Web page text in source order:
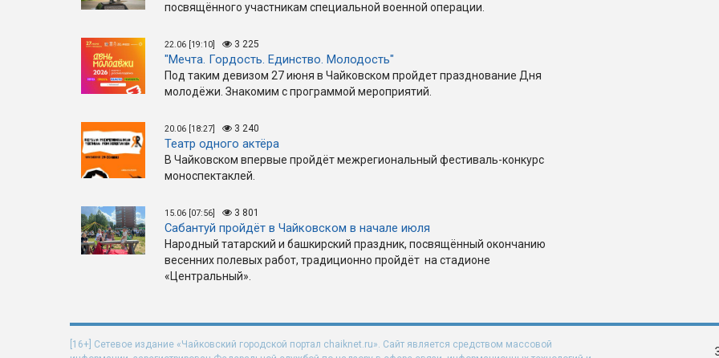
посвящённого участникам специальной военной операции.
22.06 [19:10] 3 225
"Мечта. Гордость. Единство. Молодость"
Под таким девизом 27 июня в Чайковском пройдет празднование Дня
молодёжи. Знакомим с программой мероприятий.
20.06 [18:27] 3 240
Театр одного актёра
В Чайковском впервые пройдёт межрегиональный фестиваль-конкурс
моноспектаклей.
15.06 [07:56] 3 801
Сабантуй пройдёт в Чайковском в начале июля
Народный татарский и башкирский праздник, посвящённый окончанию
весенних полевых работ, традиционно пройдёт на стадионе
«Центральный».
[16+] Сетевое издание «Чайковский городской портал chaiknet.ru». Сайт является средством массовой